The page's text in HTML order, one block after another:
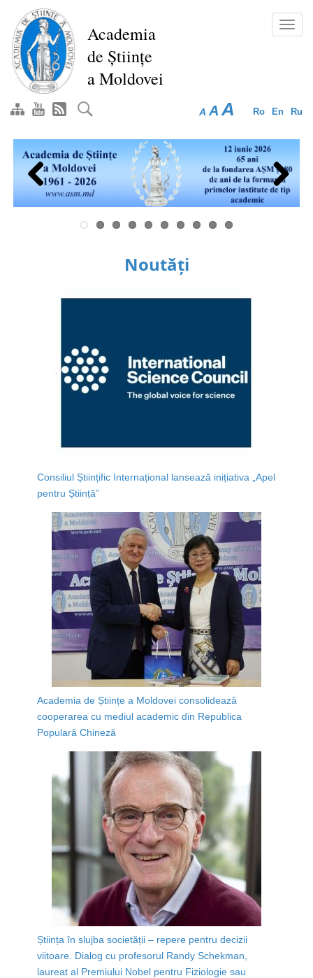
conţinutul
principal
Academia
de Științe
a Moldovei
Ro En Ru
A A A
Previous Next
Noutăți
Consiliul Științific Internațional lansează inițiativa „Apel
pentru Știință”
Academia de Științe a Moldovei consolidează
cooperarea cu mediul academic din Republica
Populară Chineză
Știința în slujba societății – repere pentru decizii
viitoare. Dialog cu profesorul Randy Schekman,
laureat al Premiului Nobel pentru Fiziologie sau